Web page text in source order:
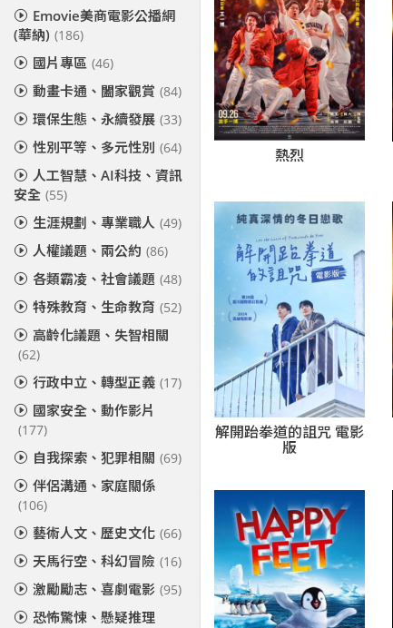
Emovie美商電影公播網
(華納) (186)
國片專區 (46)
動畫卡通、闔家觀賞 (84)
環保生態、永續發展 (33)
性別平等、多元性別 (64)
人工智慧、AI科技、資訊
安全 (55)
生涯規劃、專業職人 (49)
人權議題、兩公約 (86)
各類霸凌、社會議題 (48)
特殊教育、生命教育 (52)
高齡化議題、失智相關
(62)
行政中立、轉型正義 (17)
國家安全、動作影片
(177)
自我探索、犯罪相關 (69)
伴侶溝通、家庭關係
(106)
藝術人文、歷史文化 (66)
天馬行空、科幻冒險 (16)
激勵勵志、喜劇電影 (95)
恐怖驚悚、懸疑推理
熱烈
解開跆拳道的詛咒 電影
版